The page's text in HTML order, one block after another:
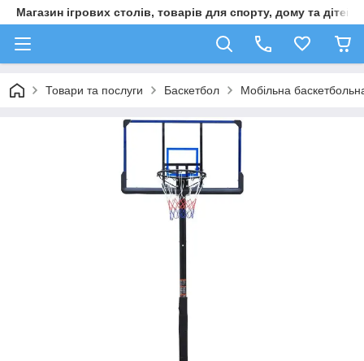
Магазин ігрових столів, товарів для спорту, дому та дітей
Товари та послуги Баскетбол Мобільна